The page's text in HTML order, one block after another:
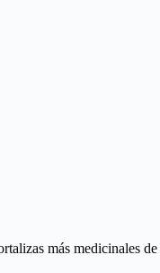
más medicinales